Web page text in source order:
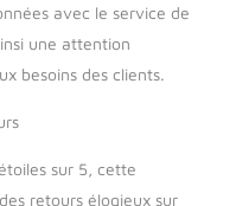
avec le service de
une attention
besoins des clients.
sur 5, cette
retours élogieux sur